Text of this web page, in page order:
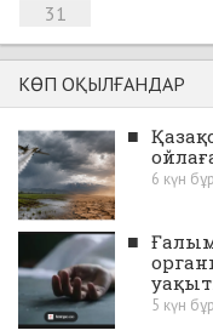
31
КӨП ОҚЫЛҒАНДАР
■
6 күн
■
5 күн